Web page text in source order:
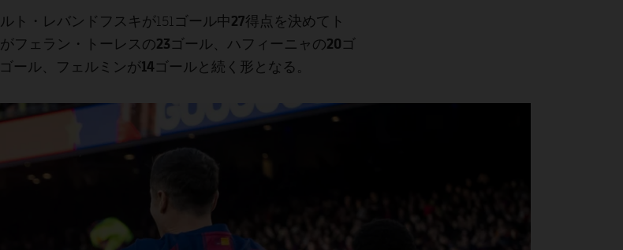
ト・レバンドフスキ が151ゴール中27得点 を決めてト
フェラン・トーレスの23ゴール、 ハフィーニャの20ゴ
ール、 フェルミンが14ゴールと続く形となる。